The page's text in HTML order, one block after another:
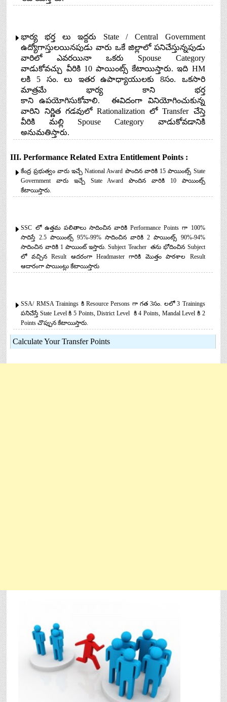
భార్య భర్త లు ఇద్దరు State / Central Government
ఉద్యోగాస్తులయినపుడు వారు ఒకే జిల్లాలో పనిచేస్తున్నపుడు
వారిలో ఎవరయినా ఒకరు Spouse Category
వాడుకోవచ్చు వీరికి 10 పాయింట్స్కేటాయిస్తారు. ఇది HM
లకి 5 సం. లు ఇతర ఉపాధ్యాయులకు 8సం. ఒకసారి
మాత్రమే భార్య కాని భర్త
కాని ఉపయోగిసుకోవాలి. ఈవిదంగా వినియోగించుకున్న
వారిని నిర్ణిత గడవులో Rationalization లో Transfer చేస్తె
వీరికి మల్లి Spouse Category వాడుకోవడానికి
అనుమతిస్తారు.
III. Performance Related Extra Entitlement Points :
కేంద్ర ప్రభుత్వం వారు ఇచ్చే National Award పొందిన వారికి 15 పాయింట్స్ State
Government వారు ఇచ్చే State Award పొందిన వారికి 10 పాయింట్స్
కేటాయిస్తారు.
SSC లో ఉత్తమ పలితాలు సాదించిన వారికి Performance Points గా 100%
సాదిస్తే 2.5 పాయింట్స్ 95%-99% సాదించిన వారికి 2 పాయింట్స్ 90%-94%
సాదించిన వారికి 1 పాయింట్ ఇస్తారు. Subject Teacherతను భోదించిన Subject
లో వచ్చిన Result ఆదరంగా Headmaster గారికి మొత్తం పాఠశాల Result
ఆదారంగా పాయింట్లు కేటాయిస్తారు
SSA/ RMSA Trainings కి Resource Persons గా గత 3సం. లలో 3 Trainings
పనిచేస్తే State Level కి 5 Points, District Level కి 4 Points, Mandal Level కి 2
Points చొప్పున కేటాయిస్తారు.
Calculate Your Transfer Points